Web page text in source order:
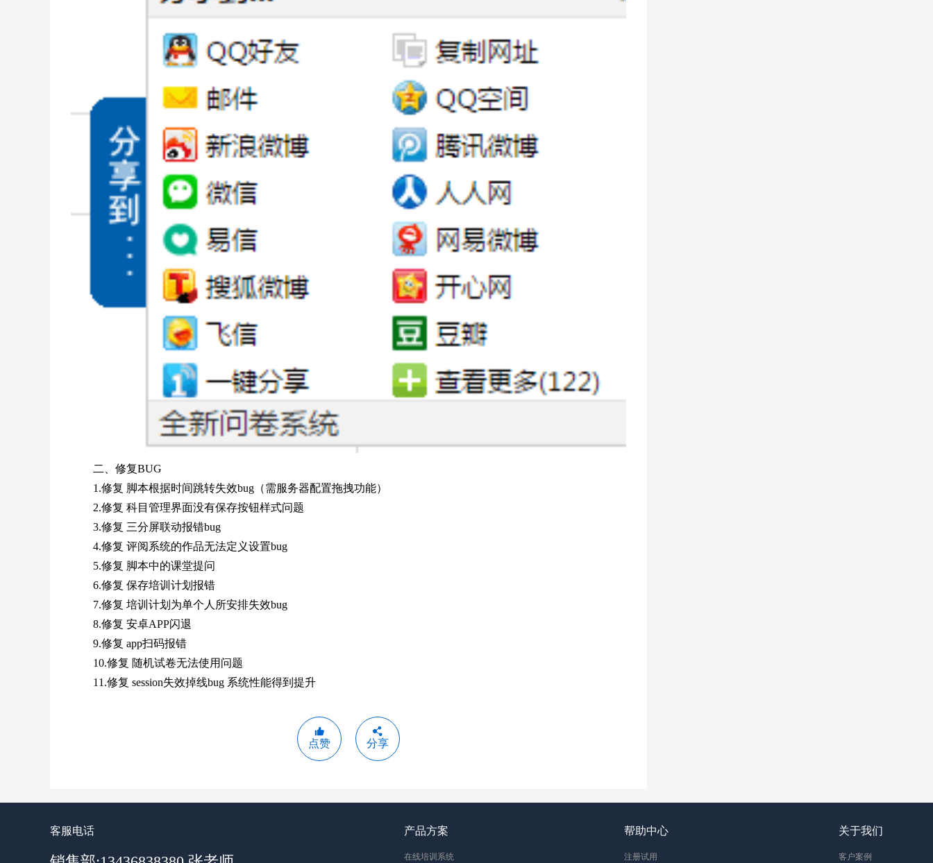
二、修复BUG
1.修复 脚本根据时间跳转失效bug（需服务器配置拖拽功能）
2.修复 科目管理界面没有保存按钮样式问题
3.修复 三分屏联动报错bug
4.修复 评阅系统的作品无法定义设置bug
5.修复 脚本中的课堂提问
6.修复 保存培训计划报错
7.修复 培训计划为单个人所安排失效bug
8.修复 安卓APP闪退
9.修复 app扫码报错
10.修复 随机试卷无法使用问题
11.修复 session失效掉线bug 系统性能得到提升
点赞 分享
客服电话 产品方案
在线培训系统
帮助中心
注册试用
关于我们
客户案例